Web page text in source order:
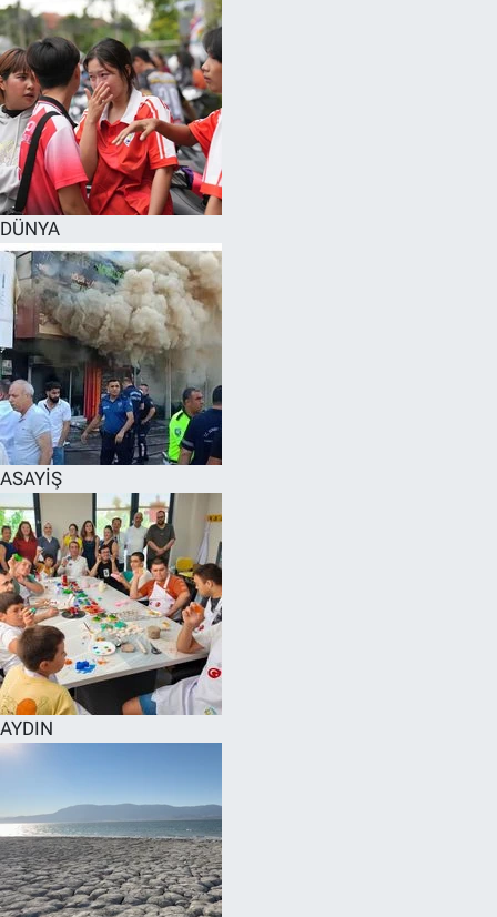
DÜNYA
ASAYİŞ
AYDIN